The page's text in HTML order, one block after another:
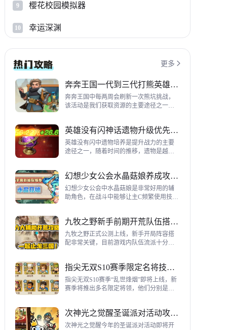
9 樱花校园模拟器
10 幸运深渊
更多 
奔奔王国一代到三代打熊英雄推荐
奔奔王国中每两周会刷新一次熊坑挑战，
该活动是我们获取资源的主要途径之一，
到三代打熊英雄选择建议，各位参考一
下。
英雄没有闪神话遗物升级优先级指南
英雄没有闪中遗物培养是提升战力的主要
途径之一，随着时间的推移，遗物是越来
神话遗物升级优先级建议。
幻想少女公会水晶菇娘养成攻略详解
幻想少女公会中水晶菇娘是非常好用的辅
助角色，在战斗中能够让主C频繁使用技
成全方位指南，大家来看看吧。
九牧之野新手前期开荒队伍搭配指南
九牧之野正式公测上线，新手开局阵容搭
配非常关键，目前游戏内队伍流派十分丰
前期开荒阵容搭配详细攻略。
指尖无双S10赛季限定名将技能一览
指尖无双S10赛季“乱世烽烟”即将上线，新
赛季将推出多名限定将领，他们分别是：
了解一下吧。
次神光之觉醒圣诞派对活动攻略指南
次神光之觉醒今年的圣诞派对活动即将开